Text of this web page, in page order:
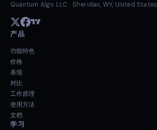
Quantum Algo LLC · Sheridan, WY, United States
产品
功能特色
价格
表现
对比
工作原理
使用方法
文档
学习